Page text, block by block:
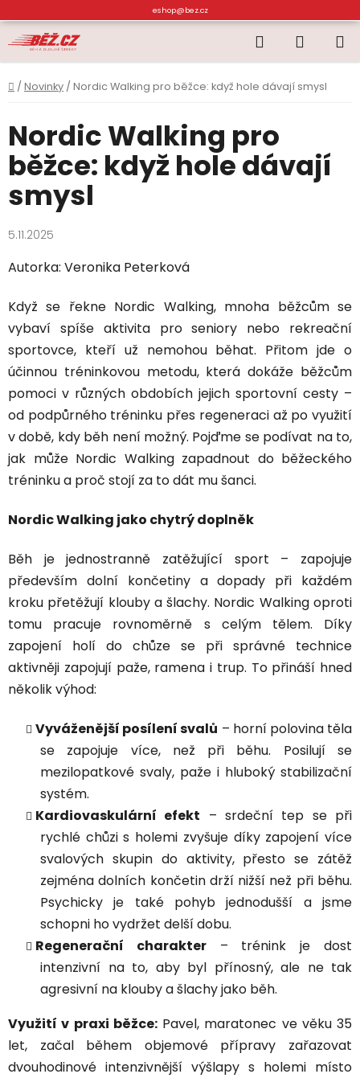
na
obsah
eshop@bez.cz
Hledat
KOŠÍK
Domů
/ Novinky / Nordic Walking pro běžce: když hole dávají smysl
Nordic Walking pro
běžce: když hole dávají
smysl
5.11.2025
Autorka: Veronika Peterková
Když se řekne Nordic Walking, mnoha běžcům se
vybaví spíše aktivita pro seniory nebo rekreační
sportovce, kteří už nemohou běhat. Přitom jde o
účinnou tréninkovou metodu, která dokáže běžcům
pomoci v různých obdobích jejich sportovní cesty –
od podpůrného tréninku přes regeneraci až po využití
v době, kdy běh není možný. Pojďme se podívat na to,
jak může Nordic Walking zapadnout do běžeckého
tréninku a proč stojí za to dát mu šanci.
Nordic Walking jako chytrý doplněk
Běh je jednostranně zatěžující sport – zapojuje
především dolní končetiny a dopady při každém
kroku přetěžují klouby a šlachy. Nordic Walking oproti
tomu pracuje rovnoměrně s celým tělem. Díky
zapojení holí do chůze se při správné technice
aktivněji zapojují paže, ramena i trup. To přináší hned
několik výhod:
Vyváženější posílení svalů – horní polovina těla
se zapojuje více, než při běhu. Posilují se
mezilopatkové svaly, paže i hluboký stabilizační
systém.
Kardiovaskulární efekt – srdeční tep se při
rychlé chůzi s holemi zvyšuje díky zapojení více
svalových skupin do aktivity, přesto se zátěž
zejména dolních končetin drží nižší než při běhu.
Psychicky je také pohyb jednodušší a jsme
schopni ho vydržet delší dobu.
Regenerační charakter– trénink je dost
intenzivní na to, aby byl přínosný, ale ne tak
agresivní na klouby a šlachy jako běh.
Využití v praxi běžce:Pavel, maratonec ve věku 35
let, začal během objemové přípravy zařazovat
dvouhodinové intenzivnější výšlapy s holemi místo